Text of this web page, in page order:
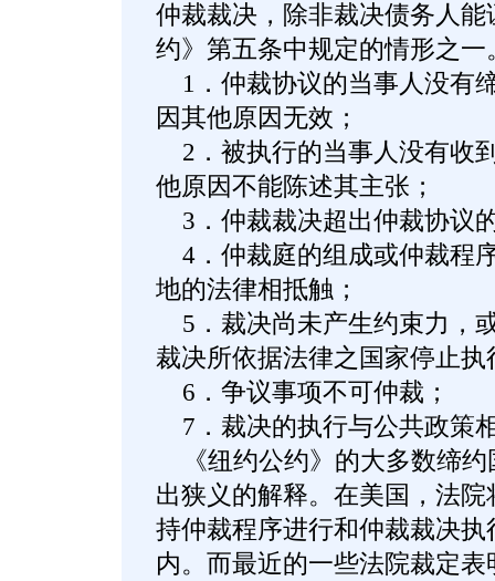
仲裁裁决，除非裁决债务人
约》第五条中规定的情形之
1．仲裁协议的当事人没有
因其他原因无效；
2．被执行的当事人没有收
他原因不能陈述其主张；
3．仲裁裁决超出仲裁协议
4．仲裁庭的组成或仲裁程
地的法律相抵触；
5．裁决尚未产生约束力，
裁决所依据法律之国家停止执
6．争议事项不可仲裁；
7．裁决的执行与公共政策
《纽约公约》的大多数缔约
出狭义的解释。在美国，法
持仲裁程序进行和仲裁裁决
内。而最近的一些法院裁定